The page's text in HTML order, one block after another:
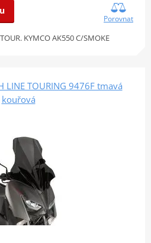
Porovnat
KYMCO AK550 C/SMOKE
LINE TOURING 9476F tmavá
kouřová